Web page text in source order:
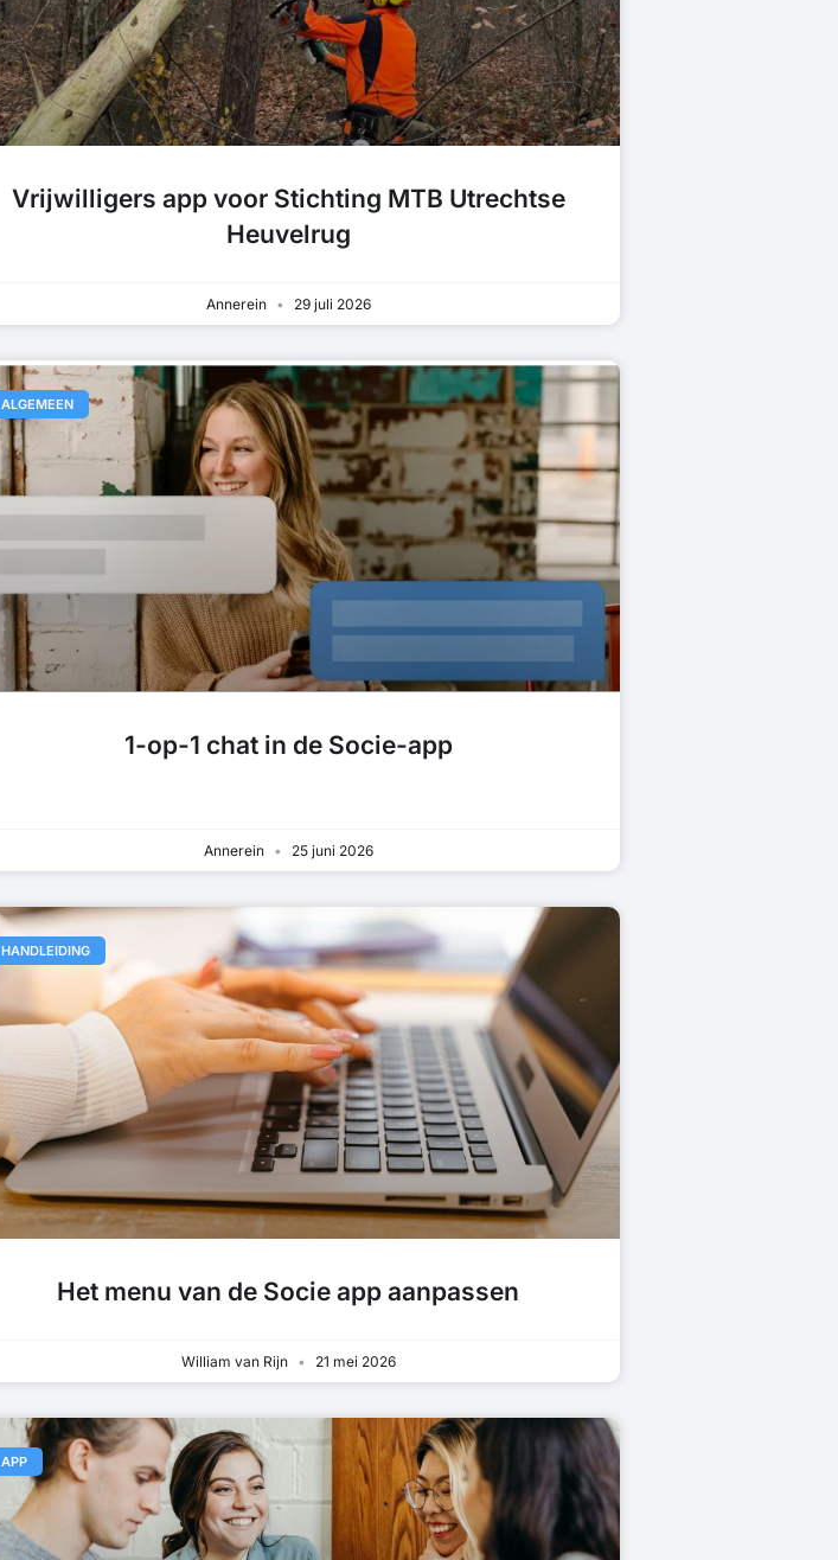
Vrijwilligers app voor Stichting MTB Utrechtse
Heuvelrug
Annerein 29 juli 2026
ALGEMEEN
1-op-1 chat in de Socie-app
Annerein 25 juni 2026
HANDLEIDING
Het menu van de Socie app aanpassen
William van Rijn 21 mei 2026
APP